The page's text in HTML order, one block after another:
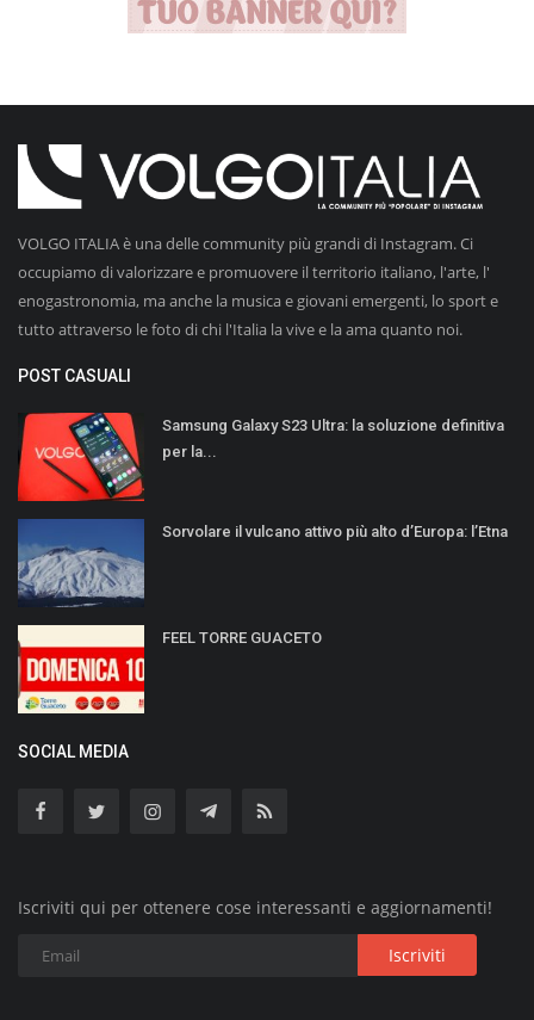
VOLGO ITALIA è una delle community più grandi di Instagram. Ci
occupiamo di valorizzare e promuovere il territorio italiano, l'arte, l'
enogastronomia, ma anche la musica e giovani emergenti, lo sport e
tutto attraverso le foto di chi l'Italia la vive e la ama quanto noi.
POST CASUALI
Samsung Galaxy S23 Ultra: la soluzione definitiva
per la...
Sorvolare il vulcano attivo più alto d’Europa: l’Etna
FEEL TORRE GUACETO
SOCIAL MEDIA
Iscriviti qui per ottenere cose interessanti e aggiornamenti!
Iscriviti